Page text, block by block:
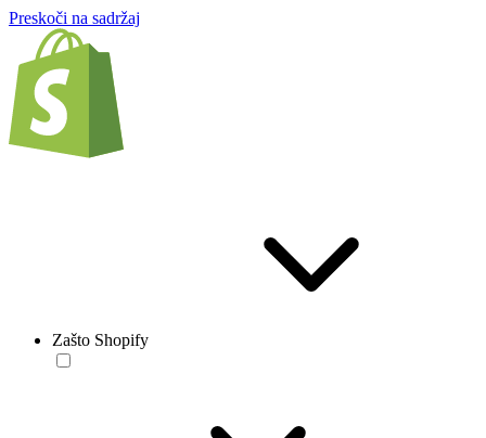
Preskoči na sadržaj
Zašto Shopify